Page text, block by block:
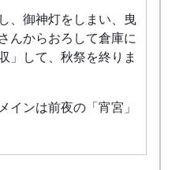
ン（集落紹介）
域資源の点検
交換
づくり提案ワークショ
表会
地域再生課
、御神灯をしまい、曳
んからおろして倉庫に
」して、秋祭を終りま
インは前夜の「宵宮」